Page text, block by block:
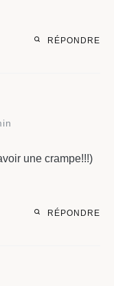
RÉPONDRE
une crampe!!!)
RÉPONDRE